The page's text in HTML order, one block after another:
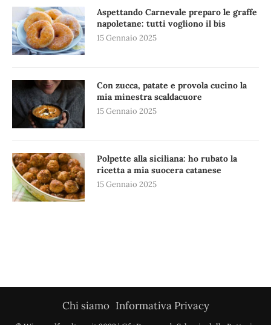
Aspettando Carnevale preparo le graffe
napoletane: tutti vogliono il bis
15 Gennaio 2025
Con zucca, patate e provola cucino la
mia minestra scaldacuore
15 Gennaio 2025
Polpette alla siciliana: ho rubato la
ricetta a mia suocera catanese
15 Gennaio 2025
Chi siamo Informativa Privacy